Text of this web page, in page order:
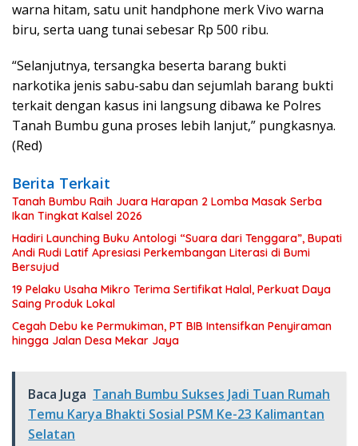
warna hitam, satu unit handphone merk Vivo warna
biru, serta uang tunai sebesar Rp 500 ribu.
“Selanjutnya, tersangka beserta barang bukti
narkotika jenis sabu-sabu dan sejumlah barang bukti
terkait dengan kasus ini langsung dibawa ke Polres
Tanah Bumbu guna proses lebih lanjut,” pungkasnya.
(Red)
Berita Terkait
Tanah Bumbu Raih Juara Harapan 2 Lomba Masak Serba
Ikan Tingkat Kalsel 2026
Hadiri Launching Buku Antologi “Suara dari Tenggara”, Bupati
Andi Rudi Latif Apresiasi Perkembangan Literasi di Bumi
Bersujud
19 Pelaku Usaha Mikro Terima Sertifikat Halal, Perkuat Daya
Saing Produk Lokal
Cegah Debu ke Permukiman, PT BIB Intensifkan Penyiraman
hingga Jalan Desa Mekar Jaya
Baca Juga Tanah Bumbu Sukses Jadi Tuan Rumah
Temu Karya Bhakti Sosial PSM Ke-23 Kalimantan
Selatan